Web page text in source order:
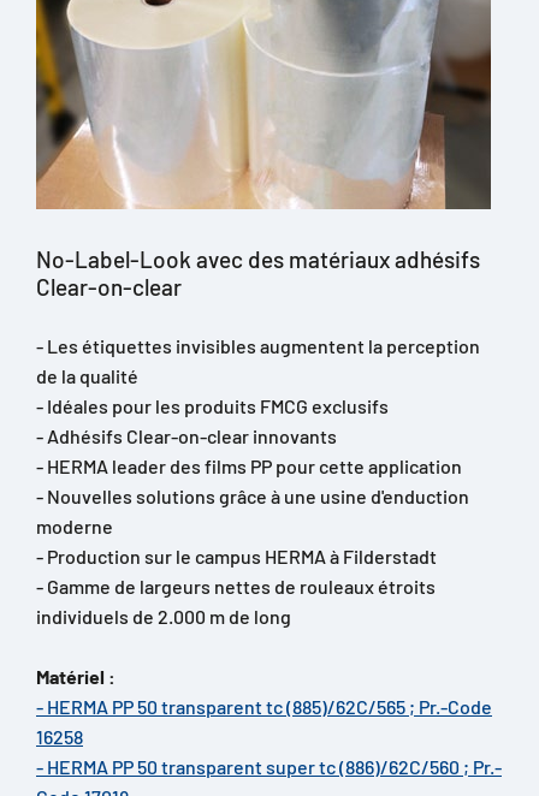
No-Label-Look avec des matériaux adhésifs
Clear-on-clear
- Les étiquettes invisibles augmentent la perception
de la qualité
- Idéales pour les produits FMCG exclusifs
- Adhésifs Clear-on-clear innovants
- HERMA leader des films PP pour cette application
- Nouvelles solutions grâce à une usine d'enduction
moderne
- Production sur le campus HERMA à Filderstadt
- Gamme de largeurs nettes de rouleaux étroits
individuels de 2.000 m de long
Matériel :
- HERMA PP 50 transparent tc (885)/62C/565 ; Pr.-Code
16258
- HERMA PP 50 transparent super tc (886)/62C/560 ; Pr.-